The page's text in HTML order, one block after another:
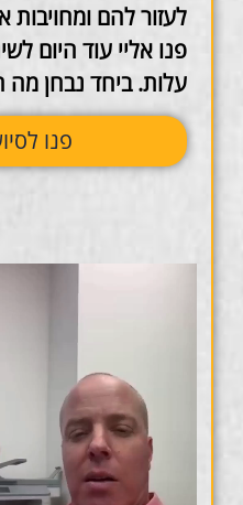
לעזור להם ומחויבות
פנו אליי עוד היום
עלות.ביחד נבחן מה
פנו